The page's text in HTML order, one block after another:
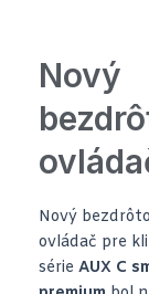
Nový
Nový
ovládač pre
série AUX C